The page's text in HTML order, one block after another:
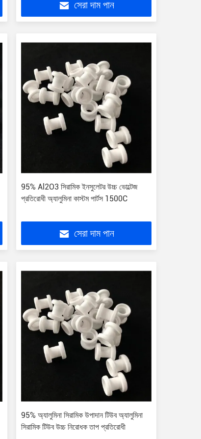
সেরা দাম পান
95% Al2O3 সিরামিক ইনসুলেটর উচ্চ ভোল্টেজ
প্রতিরোধী অ্যালুমিনা কাস্টম পার্টস 1500C
সেরা দাম পান
95% অ্যালুমিনা সিরামিক উপাদান টিউব অ্যালুমিনা
সিরামিক টিউব উচ্চ নিরোধক তাপ প্রতিরোধী